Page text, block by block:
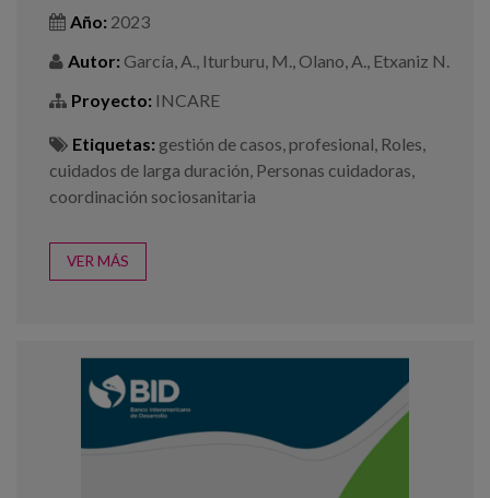
Año: 2023
Autor: García, A., Iturburu, M., Olano, A., Etxaniz N.
Proyecto: INCARE
Etiquetas: gestión de casos,profesional, Roles,
cuidados de larga duración, Personas cuidadoras,
coordinación sociosanitaria
VER MÁS